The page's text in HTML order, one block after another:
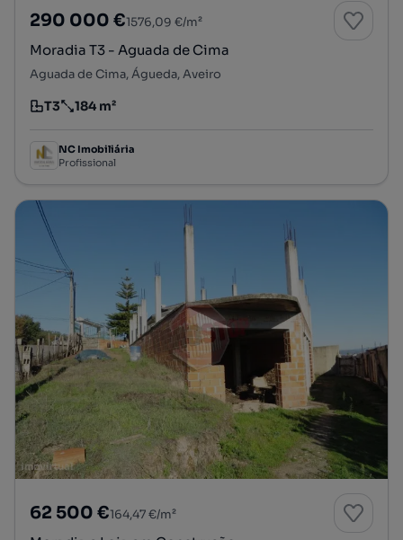
290 000 €1576,09 €/m²
Moradia T3 - Aguada de Cima
Aguada de Cima, Águeda, Aveiro
Tipologia
T3
Preço por metro quadrado
184 m²
NC Imobiliária
Profissional
62 500 €164,47 €/m²